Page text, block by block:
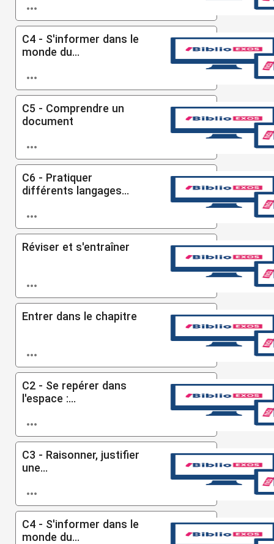

C4 - S'informer dans le
monde du...

C5 - Comprendre un
document

C6 - Pratiquer
différents langages...

Réviser et s'entraîner

Entrer dans le chapitre

C2 - Se repérer dans
l'espace :...

C3 - Raisonner, justifier
une...

C4 - S'informer dans le
monde du...